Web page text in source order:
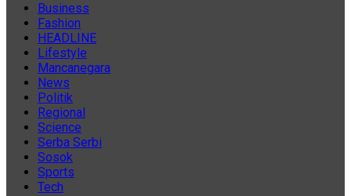
Business
Fashion
HEADLINE
Lifestyle
Mancanegara
News
Politik
Regional
Science
Serba Serbi
Sosok
Sports
Tech